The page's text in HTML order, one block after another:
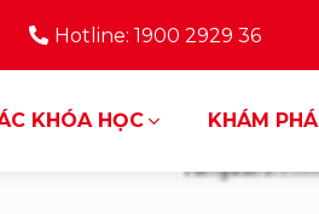
Hotline: 1900 2929 36
KHÓA HỌC KHÁM PHÁ